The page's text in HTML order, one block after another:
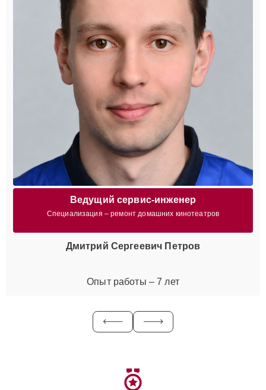
Ведущий сервис-инженер
Специализация – ремонт домашних кинотеатров
Дмитрий Сергеевич Петров
Опыт работы – 7 лет